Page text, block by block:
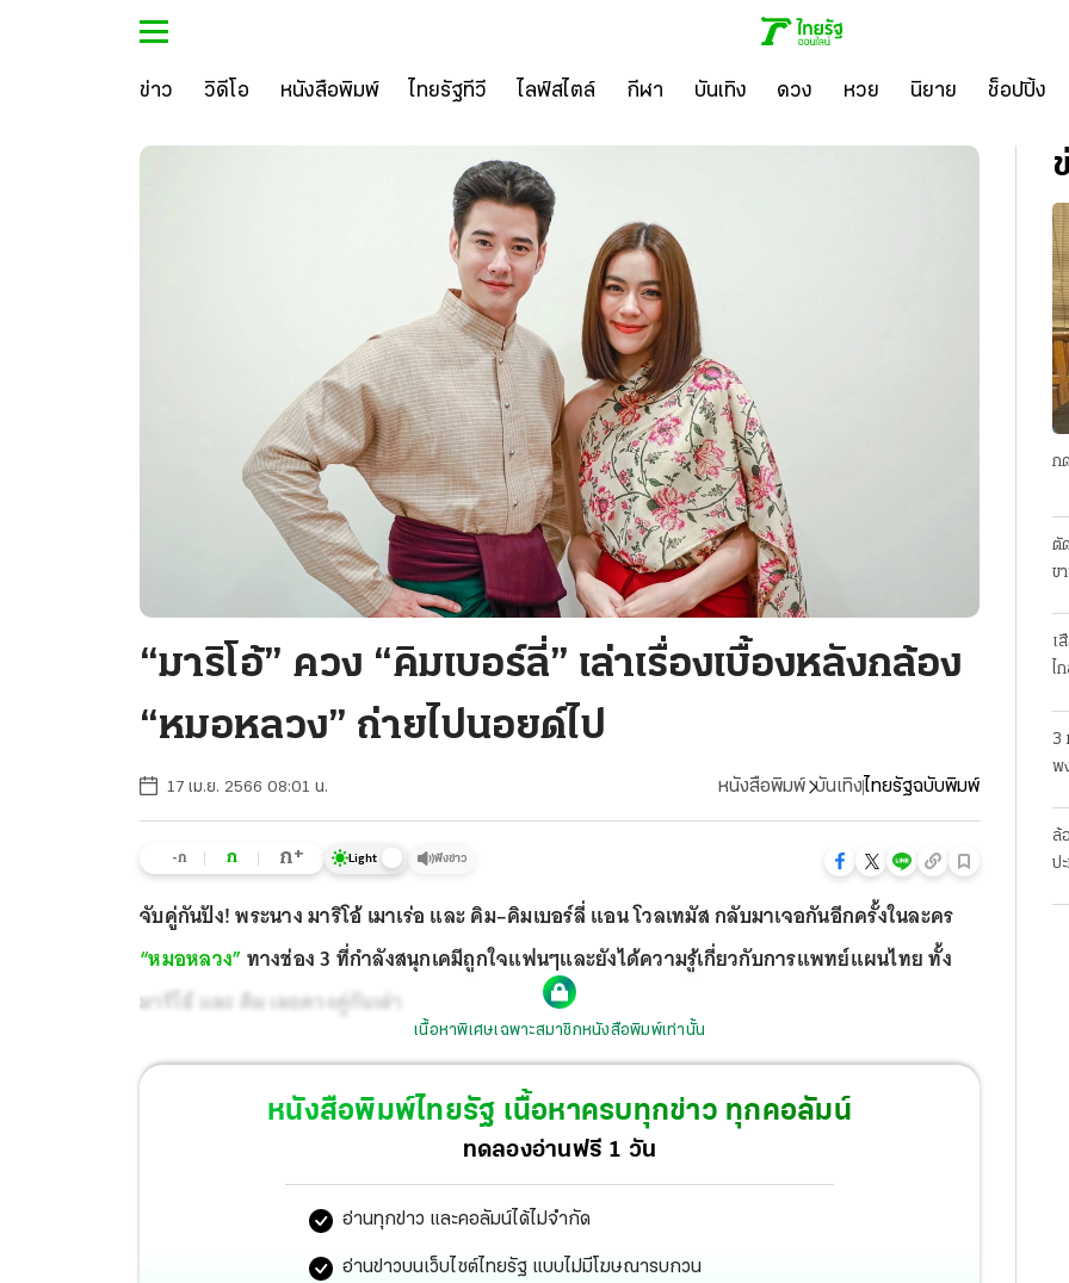
ข่าว วิดีโอ หนังสือพิมพ์ ไทยรัฐทีวี ไลฟ์สไตล์ กีฬา บันเทิง ดวง หวย นิยาย ช็อปปิ้ง
“มาริโอ้” ควง “คิมเบอร์ลี่” เล่าเรื่องเบื้องหลังกล้อง
“หมอหลวง” ถ่ายไปนอยด์ไป
17 เม.ย. 2566 08:01 น. หนังสือพิมพ์ บันเทิงไทยรัฐฉบับพิมพ์
-ก ก ก+ Light ฟังข่าว
จับคู่กันปัง! พระนาง มาริโอ้ เมาเร่อ และ คิม–คิมเบอร์ลี่ แอน โวลเทมัส กลับมาเจอกันอีกครั้งในละคร
“หมอหลวง” ทางช่อง 3 ที่กำลังสนุกเคมีถูกใจแฟนๆและยังได้ความรู้เกี่ยวกับการแพทย์แผนไทย ทั้ง
มาริโอ้ และ คิม เลยควงคู่กันเล่า
เนื้อหาพิเศษเฉพาะสมาชิกหนังสือพิมพ์เท่านั้น
หนังสือพิมพ์ไทยรัฐ เนื้อหาครบทุกข่าว ทุกคอลัมน์
ทดลองอ่านฟรี 1 วัน
อ่านทุกข่าว และคอลัมน์ได้ไม่จำกัด
อ่านข่าวบนเว็บไซต์ไทยรัฐ แบบไม่มีโฆษณารบกวน
ก
ตั
ข
เ
ไ
3
พ
ล้
ป